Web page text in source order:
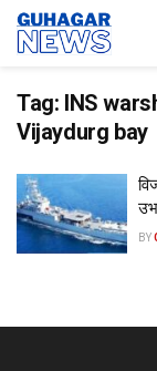
Tag: INS
Vijaydurg bay
BY